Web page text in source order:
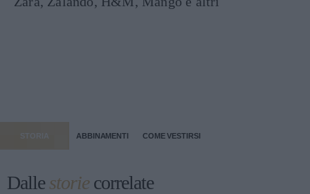
STORIA ABBINAMENTI COME VESTIRSI
Dallestoriecorrelate